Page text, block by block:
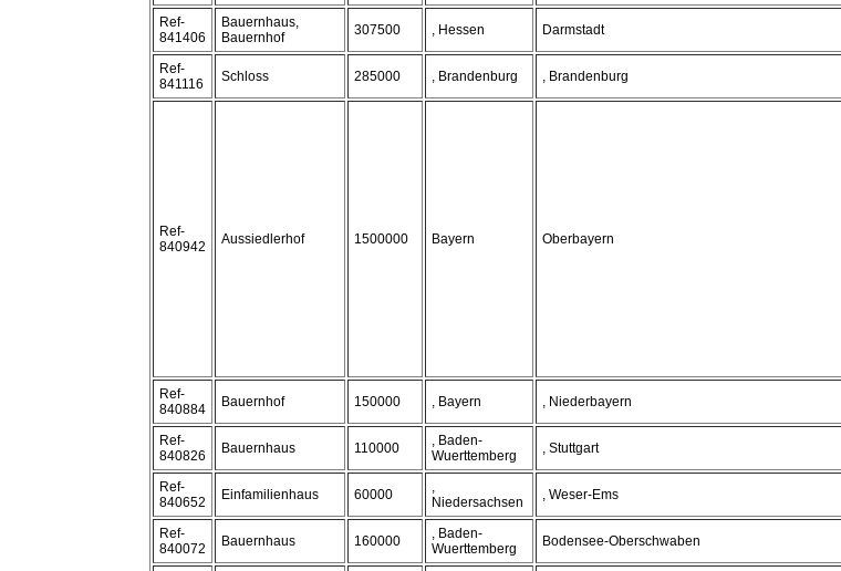
Ref-
841406
Bauernhaus,
Bauernhof
307500 , Hessen Darmstadt
Ref-
841116
Schloss 285000 , Brandenburg , Brandenburg
Ref-
840942
Aussiedlerhof 1500000 Bayern Oberbayern
Ref-
840884
Bauernhof 150000 , Bayern , Niederbayern
Ref-
840826
Bauernhaus 110000
, Baden-
Wuerttemberg
, Stuttgart
Ref-
840652
Einfamilienhaus 60000
,
Niedersachsen
, Weser-Ems
Ref-
840072
Bauernhaus 160000
, Baden-
Wuerttemberg
Bodensee-Oberschwaben